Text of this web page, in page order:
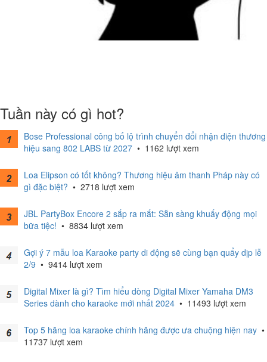
Tuần này có gì hot?
Bose Professional công bố lộ trình chuyển đổi nhận diện thương
hiệu sang 802 LABS từ 2027 • 1162 lượt xem
Loa Elipson có tốt không? Thương hiệu âm thanh Pháp này có
gì đặc biệt? • 2718 lượt xem
JBL PartyBox Encore 2 sắp ra mắt: Sẵn sàng khuấy động mọi
bữa tiệc! • 8834 lượt xem
Gợi ý 7 mẫu loa Karaoke party di động sẽ cùng bạn quẩy dịp lễ
2/9 • 9414 lượt xem
Digital Mixer là gì? Tìm hiểu dòng Digital Mixer Yamaha DM3
Series dành cho karaoke mới nhất 2024 • 11493 lượt xem
Top 5 hãng loa karaoke chính hãng được ưa chuộng hiện nay •
11737 lượt xem